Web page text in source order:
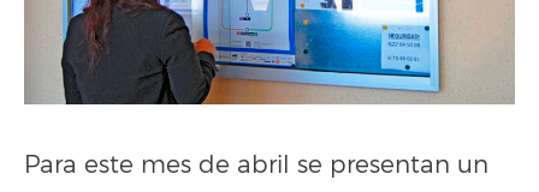
Para este mes de abril se presentan un